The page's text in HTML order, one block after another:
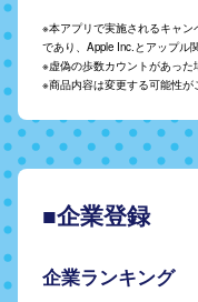
※本アプリで実施されるキャ
であり、Apple Inc.とアップル
※虚偽の歩数カウントがあった
※商品内容は変更する可能性が
■企業登録
企業ランキング